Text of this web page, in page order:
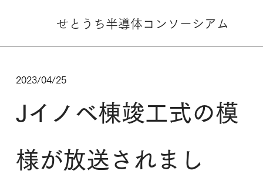
せとうち半導体コンソーシアム
Jイノベ棟竣工式の模
様が放送されまし
2023/04/25